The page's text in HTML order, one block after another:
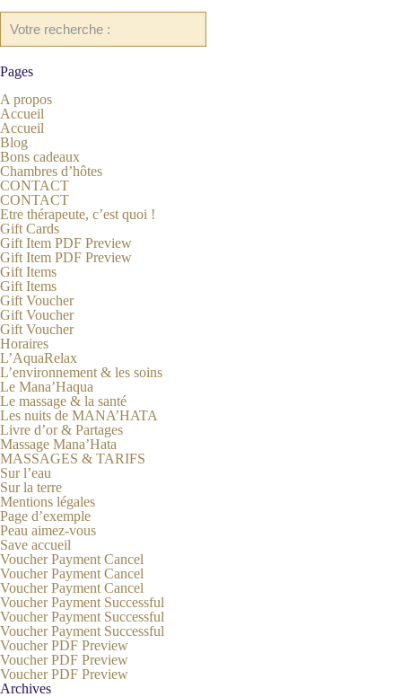
Pages
A propos
Accueil
Accueil
Blog
Bons cadeaux
Chambres d’hôtes
CONTACT
CONTACT
Etre thérapeute, c’est quoi !
Gift Cards
Gift Item PDF Preview
Gift Item PDF Preview
Gift Items
Gift Items
Gift Voucher
Gift Voucher
Gift Voucher
Horaires
L’AquaRelax
L’environnement & les soins
Le Mana’Haqua
Le massage & la santé
Les nuits de MANA’HATA
Livre d’or & Partages
Massage Mana’Hata
MASSAGES & TARIFS
Sur l’eau
Sur la terre
Mentions légales
Page d’exemple
Peau aimez-vous
Save accueil
Voucher Payment Cancel
Voucher Payment Cancel
Voucher Payment Cancel
Voucher Payment Successful
Voucher Payment Successful
Voucher Payment Successful
Voucher PDF Preview
Voucher PDF Preview
Voucher PDF Preview
Archives